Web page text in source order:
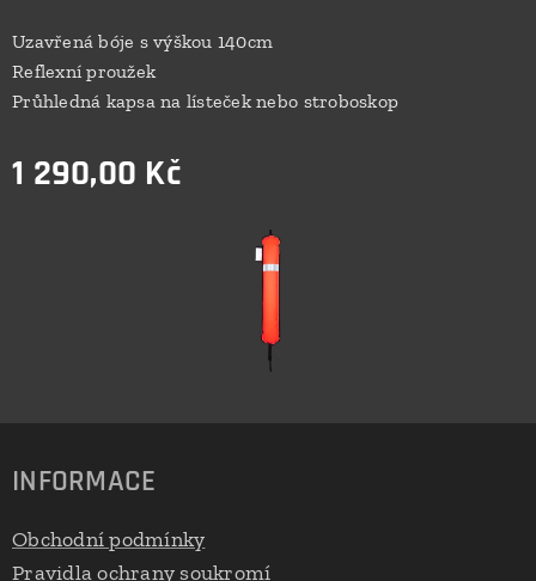
Uzavřená bóje s výškou 140cm
Reflexní proužek
Průhledná kapsa na lísteček nebo stroboskop
1 290,00 Kč
INFORMACE
Obchodní podmínky
Pravidla ochrany soukromí